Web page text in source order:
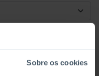
Sobre os cookies